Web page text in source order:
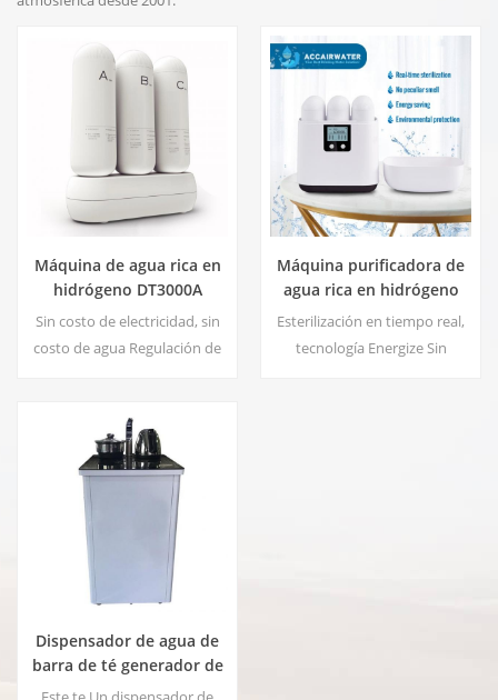
Máquina de agua rica en
hidrógeno DT3000A
Sin costo de electricidad, sin
costo de agua Regulación de
protección del medio
ambiente. Esterilización en
tiempo real, tecnología
Energize Sin contaminación
secundaria, sin olor peculiar
Máquina purificadora de
agua rica en hidrógeno
DT6000A
Esterilización en tiempo real,
tecnología Energize Sin
Dispensador de agua de
barra de té generador de
agua atmosférica HC-